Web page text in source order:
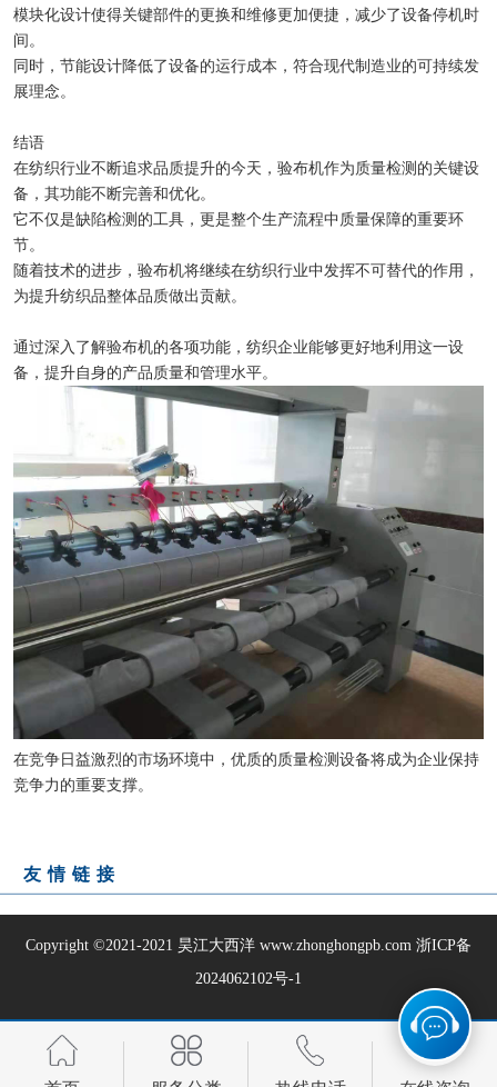
模块化设计使得关键部件的更换和维修更加便捷，减少了设备停机时
间。
同时，节能设计降低了设备的运行成本，符合现代制造业的可持续发
展理念。
结语
在纺织行业不断追求品质提升的今天，验布机作为质量检测的关键设
备，其功能不断完善和优化。
它不仅是缺陷检测的工具，更是整个生产流程中质量保障的重要环
节。
随着技术的进步，验布机将继续在纺织行业中发挥不可替代的作用，
为提升纺织品整体品质做出贡献。
通过深入了解验布机的各项功能，纺织企业能够更好地利用这一设
备，提升自身的产品质量和管理水平。
在竞争日益激烈的市场环境中，优质的质量检测设备将成为企业保持
竞争力的重要支撑。
友情链接
Copyright ©2021-2021 昊江大西洋 www.zhonghongpb.com 浙ICP备
2024062102号-1